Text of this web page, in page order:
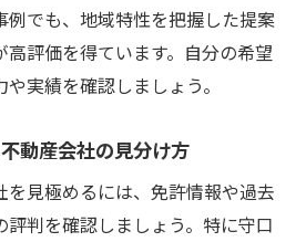
例でも、地域特性を把握した提案
評価を得ています。自分の希望
実績を確認しましょう。
動産会社の見分け方
見極めるには、免許情報や過去
判を確認しましょう。特に守口